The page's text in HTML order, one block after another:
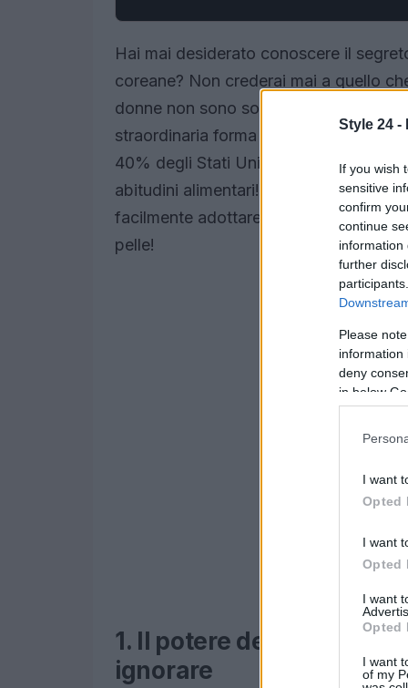
Style 24 -
If you wish
sensitive
confirm
continue
information
further
Please
information
deny
in below
I want
Opted
I want
Opted
I want
Opted
I want
of my
Hai mai desiderato conoscere il
coreane? Non crederai mai a quello
donne non sono solo famose per la
straordinaria forma fisica! Con un
40% degli Stati Uniti, c’è
abitudini alimentari! In questo
facilmente adottare per migliorare il
pelle!
1. Il potere del kimchi: un
ignorare